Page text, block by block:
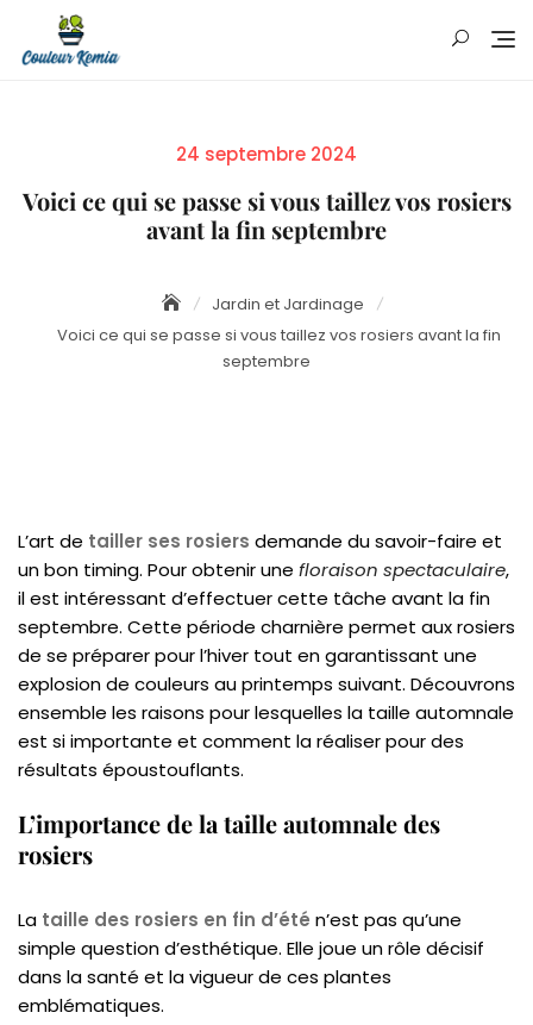
content
Posted
24 septembre 2024
Voici ce qui se passe si vous taillez vos rosiers
avant la fin septembre
Jardin et Jardinage
Voici ce qui se passe si vous taillez vos rosiers avant la fin
septembre
L’art de tailler ses rosiers demande du savoir-faire et
un bon timing. Pour obtenir une floraison spectaculaire,
il est intéressant d’effectuer cette tâche avant la fin
septembre. Cette période charnière permet aux rosiers
de se préparer pour l’hiver tout en garantissant une
explosion de couleurs au printemps suivant. Découvrons
ensemble les raisons pour lesquelles la taille automnale
est si importante et comment la réaliser pour des
résultats époustouflants.
L’importance de la taille automnale des
rosiers
La taille des rosiers en fin d’été n’est pas qu’une
simple question d’esthétique. Elle joue un rôle décisif
dans la santé et la vigueur de ces plantes
emblématiques.